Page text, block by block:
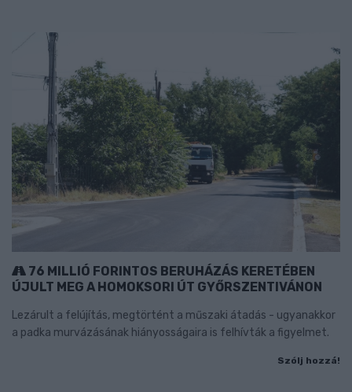
76 MILLIÓ FORINTOS BERUHÁZÁS KERETÉBEN
ÚJULT MEG A HOMOKSORI ÚT GYŐRSZENTIVÁNON
Lezárult a felújítás, megtörtént a műszaki átadás - ugyanakkor
a padka murvázásának hiányosságaira is felhívták a figyelmet.
Szólj hozzá!